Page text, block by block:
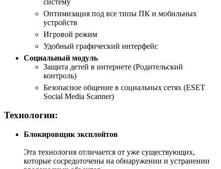
Оптимизация под все типы ПК и мобильных
устройств
Игровой режим
Удобный графический интерфейс
Социальный модуль
Защита детей в интернете (Родительский
контроль)
Безопасное общение в социальных сетях (ESET
Social Media Scanner)
Технологии:
Блокировщик эксплойтов
Эта технология отличается от уже существующих,
которые сосредоточены на обнаружении и устранении